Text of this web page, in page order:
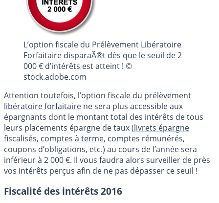
L’option fiscale du Prélèvement Libératoire
Forfaitaire disparaÃ®t dès que le seuil de 2
000 € d’intérêts est atteint ! ©
stock.adobe.com
Attention toutefois, l’option fiscale du prélèvement
libératoire forfaitaire ne sera plus accessible aux
épargnants dont le montant total des intérêts de tous
leurs placements épargne de taux (livrets épargne
fiscalisés, comptes à terme, comptes rémunérés,
coupons d’obligations, etc.) au cours de l’année sera
inférieur à 2 000 €. Il vous faudra alors surveiller de près
vos intérêts perçus afin de ne pas dépasser ce seuil !
Fiscalité des intérêts 2016